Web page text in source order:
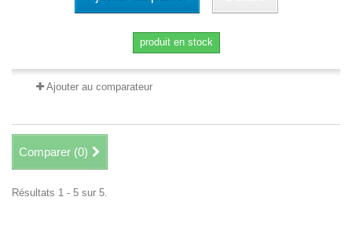
produit en stock
Ajouter au comparateur
Comparer (0)
Résultats 1 - 5 sur 5.